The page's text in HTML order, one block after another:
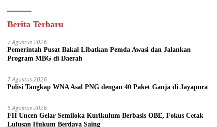
Berita Terbaru
7 Agustus 2026
Pemerintah Pusat Bakal Libatkan Pemda Awasi dan Jalankan
Program MBG di Daerah
7 Agustus 2026
Polisi Tangkap WNA Asal PNG dengan 40 Paket Ganja di Jayapura
6 Agustus 2026
FH Uncen Gelar Semiloka Kurikulum Berbasis OBE, Fokus Cetak
Lulusan Hukum Berdaya Saing